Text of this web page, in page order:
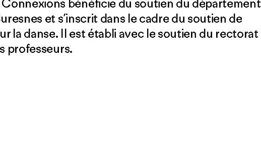
bénéficie du soutien du département
et s’inscrit dans le cadre du soutien de
la danse. Il est établi avec le soutien du rectorat
professeurs.